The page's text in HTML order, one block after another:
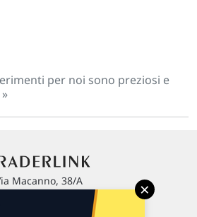
per noi sono preziosi e
Macanno, 38/A
02 452 460 401
×